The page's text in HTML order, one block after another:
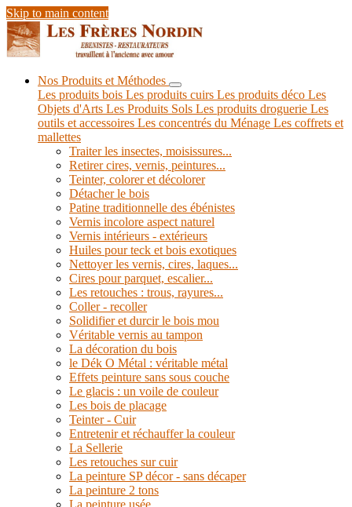
Skip to main content
Nos Produits et Méthodes
Les produits bois Les produits cuirs Les produits déco Les
Objets d'Arts Les Produits Sols Les produits droguerie Les
outils et accessoires Les concentrés du Ménage Les coffrets et
mallettes
Traiter les insectes, moisissures...
Retirer cires, vernis, peintures...
Teinter, colorer et décolorer
Détacher le bois
Patine traditionnelle des ébénistes
Vernis incolore aspect naturel
Vernis intérieurs - extérieurs
Huiles pour teck et bois exotiques
Nettoyer les vernis, cires, laques...
Cires pour parquet, escalier...
Les retouches : trous, rayures...
Coller - recoller
Solidifier et durcir le bois mou
Véritable vernis au tampon
La décoration du bois
le Dék O Métal : véritable métal
Effets peinture sans sous couche
Le glacis : un voile de couleur
Les bois de placage
Teinter - Cuir
Entretenir et réchauffer la couleur
La Sellerie
Les retouches sur cuir
La peinture SP décor - sans décaper
La peinture 2 tons
La peinture usée